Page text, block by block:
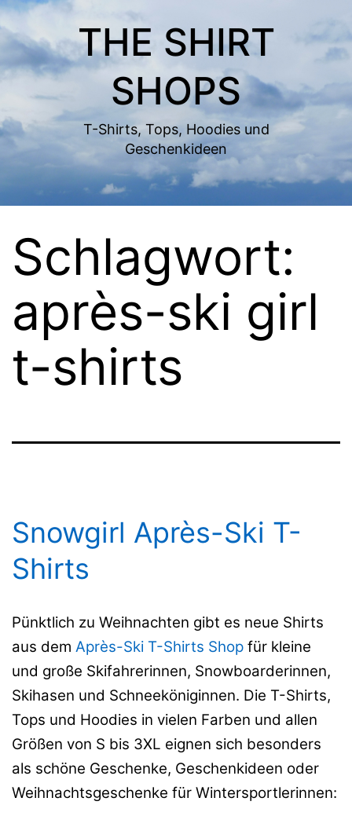
Zum
Inhalt
springen
THE SHIRT
SHOPS
T-Shirts, Tops, Hoodies und
Geschenkideen
Schlagwort:
après-ski girl
t-shirts
Snowgirl Après-Ski T-
Shirts
Pünktlich zu Weihnachten gibt es neue Shirts
aus dem Après-Ski T-Shirts Shop für kleine
und große Skifahrerinnen, Snowboarderinnen,
Skihasen und Schneeköniginnen. Die T-Shirts,
Tops und Hoodies in vielen Farben und allen
Größen von S bis 3XL eignen sich besonders
als schöne Geschenke, Geschenkideen oder
Weihnachtsgeschenke für Wintersportlerinnen: